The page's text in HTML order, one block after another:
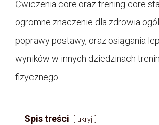
Ćwiczenia core oraz trening core
ogromne znaczenie dla zdrowia
poprawy postawy, oraz osiągania
wyników w innych dziedzinach
fizycznego.
Spis treści ukryj